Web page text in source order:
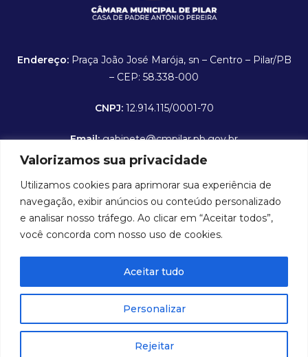
Valorizamos sua privacidade
Utilizamos cookies para aprimorar sua experiência de
navegação, exibir anúncios ou conteúdo personalizado
e analisar nosso tráfego. Ao clicar em “Aceitar todos”,
você concorda com nosso uso de cookies.
Personalizar
Rejeitar
Aceitar tudo
Endereço: Praça João José Marója, sn – Centro – Pilar/PB
– CEP: 58.338-000
CNPJ: 12.914.115/0001-70
Email:gabinete@cmpilar.pb.gov.br
Horário de expediente:
8:00 às 12:00 hrs
Portal da Transparência
Folha de Pagamento
Contra Cheque Online
E-SIC - Serviço Eletrônico de Informações ao Cidadão